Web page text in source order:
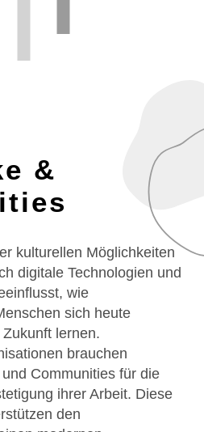
&
kulturellen Möglichkeiten
digitale Technologien und
wie
sich heute
lernen.
brauchen
Communities für die
ihrer Arbeit. Diese
den